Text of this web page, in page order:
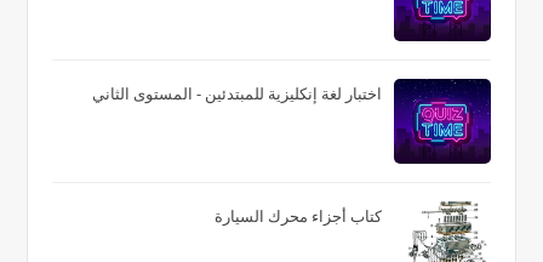
اختبار لغة إنكليزية للمبتدئين - المستوى الثاني
كتاب أجزاء محرك السيارة